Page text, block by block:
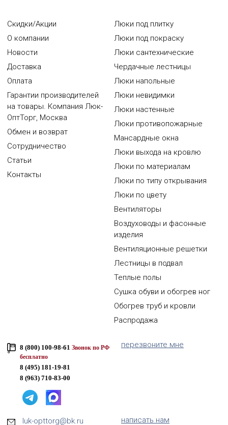
Скидки/Акции
О компании
Новости
Доставка
Оплата
Гарантии производителей
на товары. Компания Люк-
ОптТорг, Москва
Обмен и возврат
Сотрудничество
Статьи
Контакты
Люки под плитку
Люки под покраску
Люки сантехнические
Чердачные лестницы
Люки напольные
Люки невидимки
Люки настенные
Люки противопожарные
Мансардные окна
Люки выхода на кровлю
Люки по материалам
Люки по типу открывания
Люки по цвету
Вентиляторы
Воздуховоды и фасонные
изделия
Вентиляционные решетки
Лестницы в подвал
Теплые полы
Сушка обуви и обогрев ног
Обогрев труб и кровли
Распродажа
8 (800) 100-98-61 Звонок по РФ
бесплатно
8 (495) 181-19-81
8 (963) 710-83-00
перезвоните мне
luk-opttorg@bk.ru написать нам